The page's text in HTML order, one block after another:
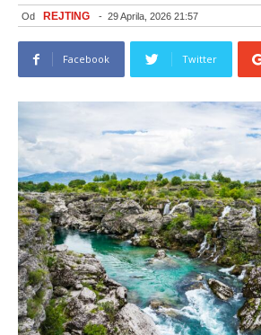
Od REJTING - 29 Aprila, 2026 21:57
Facebook Twitter